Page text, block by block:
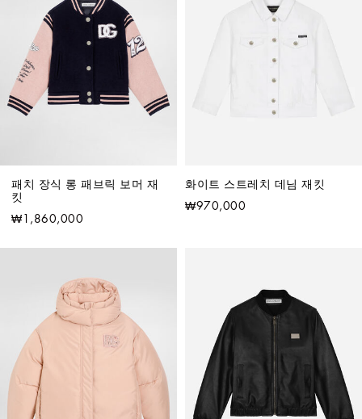
패치 장식 롱 패브릭 보머 재
킷
₩1,860,000
화이트 스트레치 데님 재킷
₩970,000